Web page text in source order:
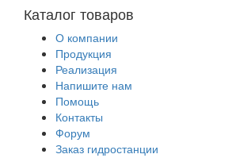
Каталог товаров
О компании
Продукция
Реализация
Напишите нам
Помощь
Контакты
Форум
Заказ гидростанции